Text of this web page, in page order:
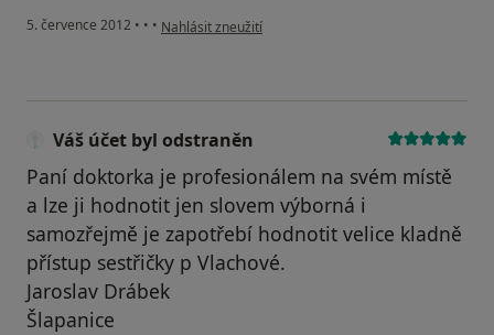
5. července 2012 • • • podle názoru uživatele Váš účet byl odstraněn
Nahlásit zneužití
Váš účet byl odstraněn
Paní doktorka je profesionálem na svém místě
a lze ji hodnotit jen slovem výborná i
samozřejmě je zapotřebí hodnotit velice kladně
přístup sestřičky p Vlachové.
Jaroslav Drábek
Šlapanice